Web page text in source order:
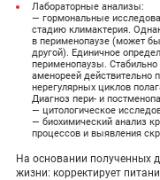
Лабораторные анализы:
— гормональные
стадию климактерия.
в перименопаузе (может
другой). Единичное
перименопаузы.
аменореей действительно
нерегулярных циклов
Диагноз пери- и
— цитологическое
— биохимический анализ
процессов и выявления
На основании полученных
жизни: корректирует